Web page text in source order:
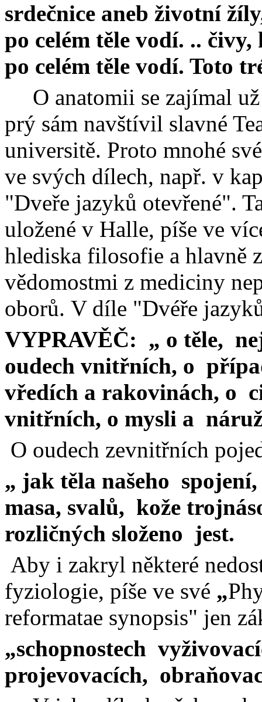
srdečnice aneb životní
po celém těle vodí. ..
po celém těle vodí. Toto
O anatomii se zajímal
prý sám navštívil slavné
universitě. Proto mnohé
ve svých dílech, např. v
"Dveře jazyků otevřené".
uložené v Halle, píše ve
hlediska filosofie a hlavně
vědomostmi z mediciny
oborů. V díle "Dvéře
VYPRAVĚČ: „ o těle,
oudech vnitřních, o
vředích a rakovinách, o
vnitřních, o mysli a
O oudech zevnitřních
„ jak těla našeho
masa, svalů, kože
rozličných složeno jest.
Aby i zakryl některé
fyziologie, píše ve své „
reformatae synopsis" jen
„schopnostech
projevovacích,